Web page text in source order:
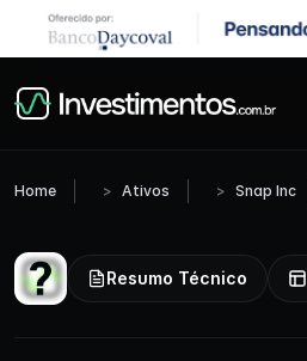
Home Ativos Snap Inc
Resumo Técnico